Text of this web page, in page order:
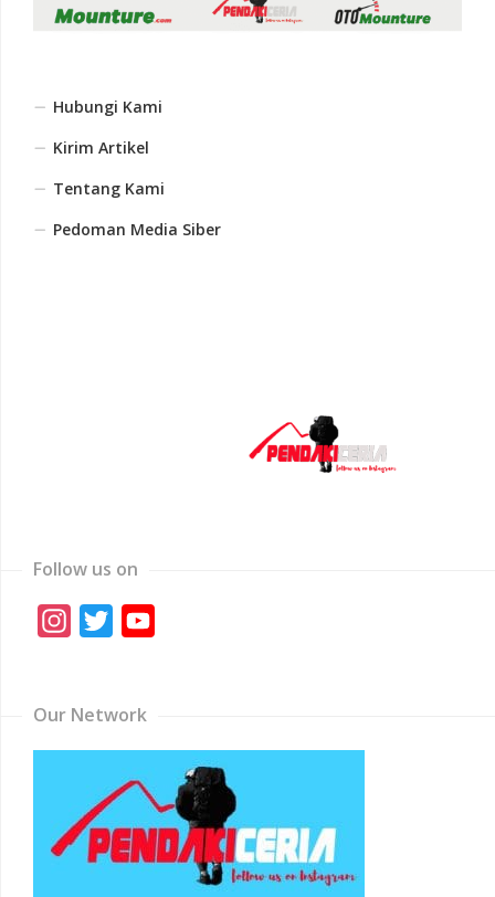
Hubungi Kami
Kirim Artikel
Tentang Kami
Pedoman Media Siber
Follow us on
Instagram
Twitter
Our Network